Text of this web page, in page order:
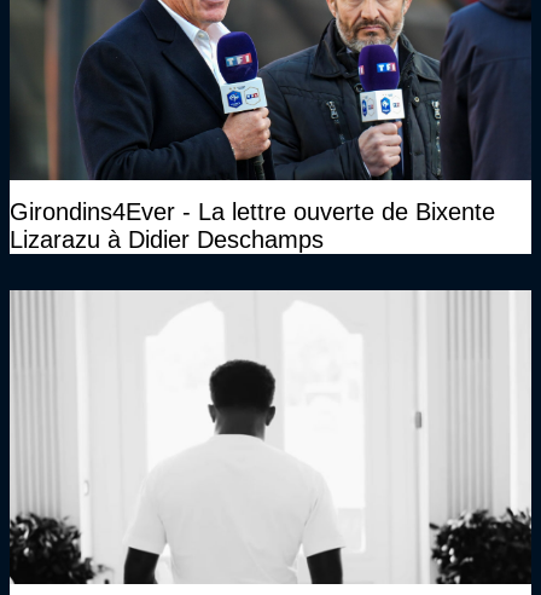
Girondins4Ever - La lettre ouverte de Bixente
Lizarazu à Didier Deschamps